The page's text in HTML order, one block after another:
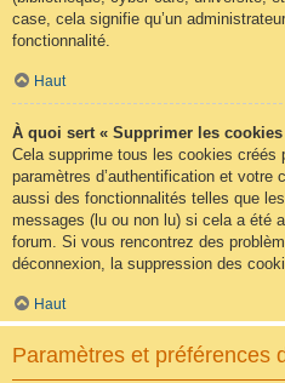
case, cela signifie qu’un
fonctionnalité.
Haut
À quoi sert « Supprimer les
Cela supprime tous les cookies créés
paramètres d’authentification et
aussi des fonctionnalités telles que
messages (lu ou non lu) si cela a été
forum. Si vous rencontrez des
déconnexion, la suppression des
Haut
Paramètres et préférences